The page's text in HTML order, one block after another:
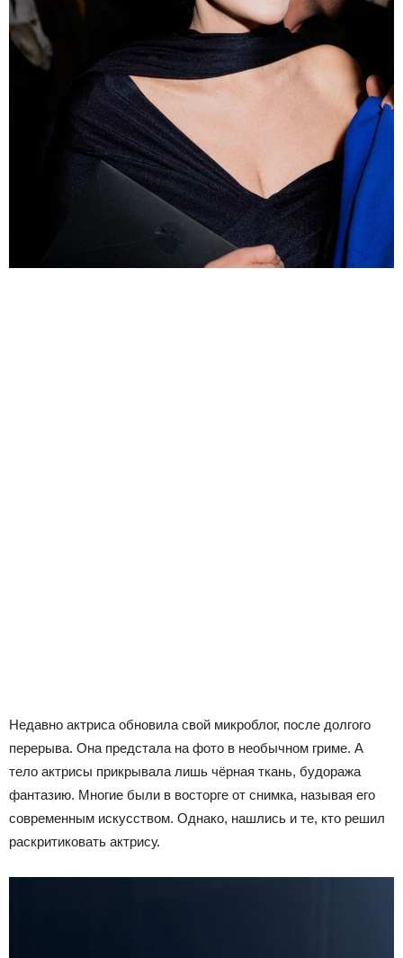
Недавно актриса обновила свой микроблог, после долгого
перерыва. Она предстала на фото в необычном гриме. А
тело актрисы прикрывала лишь чёрная ткань, будоража
фантазию. Многие были в восторге от снимка, называя его
современным искусством. Однако, нашлись и те, кто решил
раскритиковать актрису.